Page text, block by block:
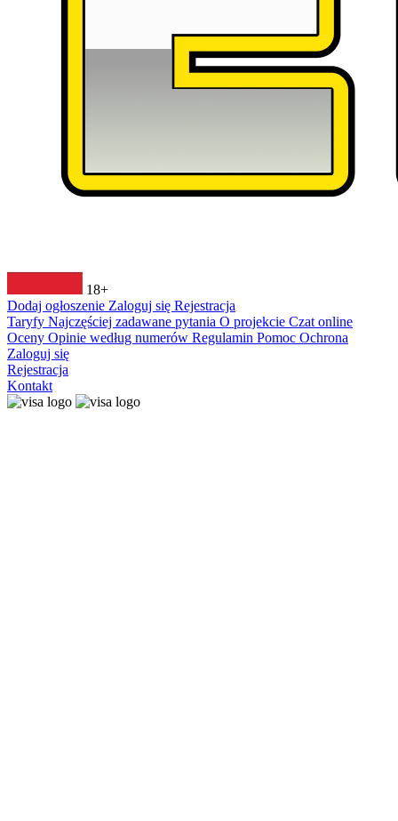
18+
Dodaj ogłoszenie Zaloguj się Rejestracja
Taryfy Najczęściej zadawane pytania O projekcie Czat online
Oceny Opinie według numerów Regulamin Pomoc Ochrona
Zaloguj się
Rejestracja
Kontakt